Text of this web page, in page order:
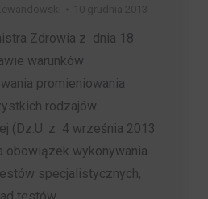
Zdrowia z dnia 18
warunków
promieniowania
rodzajów
(Dz.U. z 4 września 2013
obowiązek wykonywania
specjalistycznych,